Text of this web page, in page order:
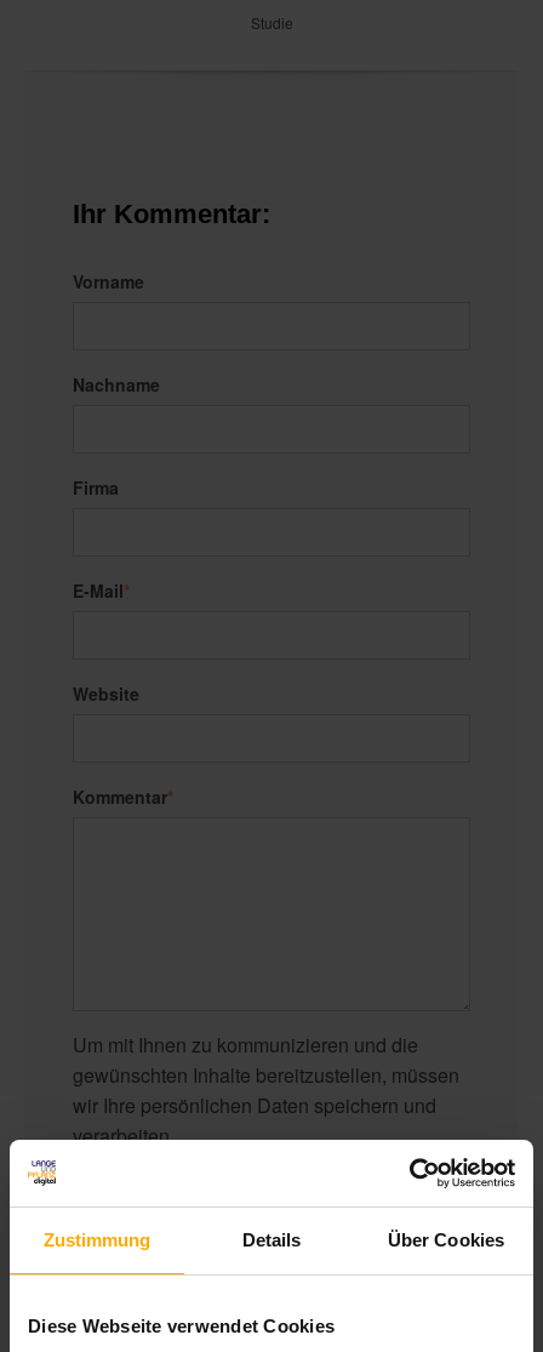
Zustimmung Details Über Cookies
Diese Webseite verwendet Cookies
Studie
Ihr Kommentar:
Vorname
Nachname
Firma
E-Mail*
Website
Kommentar*
Um mit Ihnen zu kommunizieren und die
gewünschten Inhalte bereitzustellen, müssen
wir Ihre persönlichen Daten speichern und
verarbeiten.
Content für Mitarbeiter in Unternehmen um mit
ihnen ins Gespräch zu kommen, ihnen bei
behilflich zu sein und sie bezüglich unserer